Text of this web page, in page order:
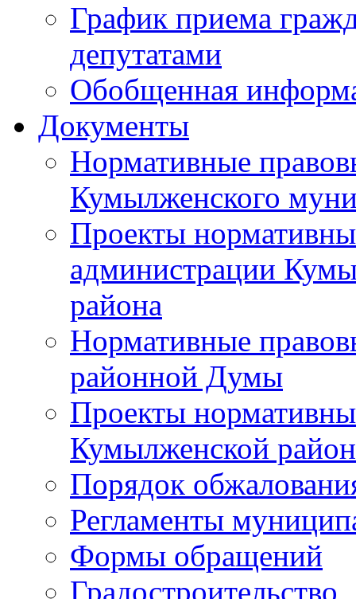
График приема
депутатами
Обобщенная
Документы
Нормативные
Кумылженского
Проекты
администрации
района
Нормативные
районной Думы
Проекты
Кумылженской
Порядок
Регламенты
Формы обращений
Градостроительство